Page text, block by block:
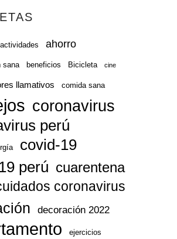
actividades ahorro
sana beneficios Bicicleta cine
llamativos comida sana
coronavirus
perú
covid-19
perú cuarentena
coronavirus
decoración 2022
ejercicios